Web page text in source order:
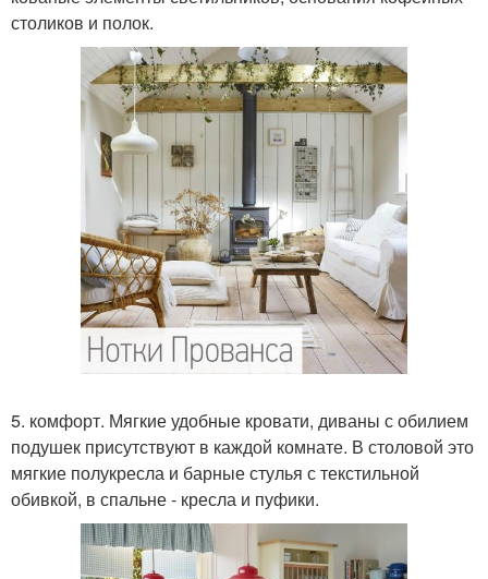
столиков и полок.
5. комфорт. Мягкие удобные кровати, диваны с обилием
подушек присутствуют в каждой комнате. В столовой это
мягкие полукресла и барные стулья с текстильной
обивкой, в спальне - кресла и пуфики.